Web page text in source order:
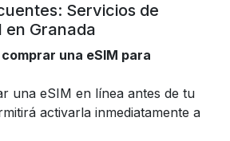
Servicios de
Granada
comprar una eSIM para
una eSIM en línea antes de tu
activarla inmediatamente a